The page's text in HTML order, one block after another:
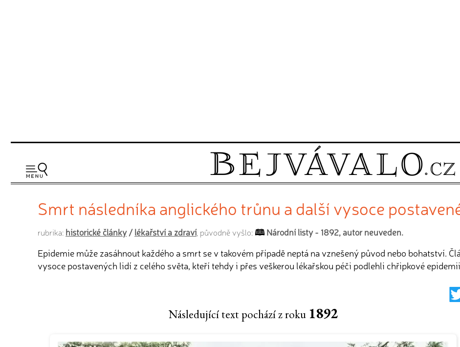
Smrt následníka anglického trůnu a další vysoce
rubrika: historické články/lékařství a zdraví, původně vyšlo: Národní listy - 1892, autor neuveden.
Epidemie může zasáhnout každého a smrt se v takovém případě neptá na vznešený původ nebo bohatství.
vysoce postavených lidí z celého světa, kteří tehdy i přes veškerou lékařskou péči podlehli chřipkové
Následující text pochází z roku 1892